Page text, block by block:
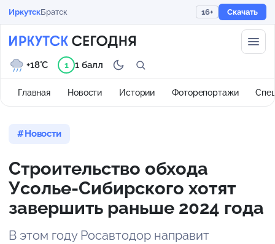
ИркутскБратск 16+ Скачать
Главная Новости Истории Фоторепортажи
+18°C 1 1 балл
Новости
Строительство обхода
Усолье-Сибирского хотят
завершить раньше 2024 года
В этом году Росавтодор направит